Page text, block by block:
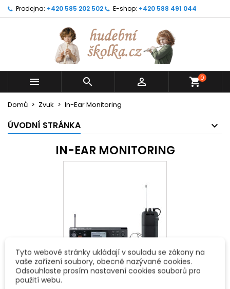
Prodejna: +420 585 202 502 E-shop: +420 588 491 044
   shopping_cart0
Domů Zvuk In-Ear Monitoring
ÚVODNÍ STRÁNKA
IN-EAR MONITORING
In Ear monitoringové systémy. Bezdrátový odposlech
řešený pomocí vysílače a přijímače.
Tyto webové stránky ukládají v souladu se zákony na
vaše zařízení soubory, obecně nazývané cookies.
Odsouhlaste prosím nastavení cookies souborů pro
použití webu.